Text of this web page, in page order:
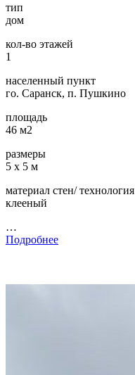
тип
дом
кол-во этажей
1
населенный пункт
го. Саранск, п. Пушкино
площадь
46 м2
размеры
5 х 5 м
материал стен/ технология
клееный
…
Подробнее